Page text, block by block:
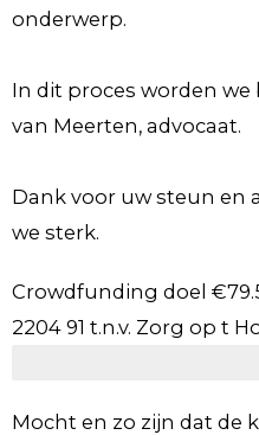
onderwerp.
In dit proces worden we
van Meerten, advocaat.
Dank voor uw steun en
we sterk.
Crowdfunding doel
2204 91 t.n.v. Zorg op t
Mocht en zo zijn dat de